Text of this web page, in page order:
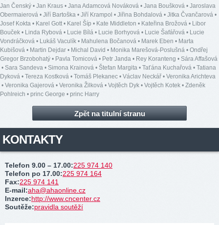
Jan Čenský • Jan Kraus • Jana Adamcová Nováková • Jana Boušková • Jaroslava
Obermaierová • Jiří Bartoška • Jiří Krampol • Jiřina Bohdalová • Jitka Čvančarová •
Josef Kokta • Karel Gott• Karel Šíp • Kate Middleton • Kateřina Brožová • Libor
Bouček • Linda Rybová • Lucie Bílá • Lucie Borhyová • Lucie Šafářová • Lucie
Vondráčková • Lukáš Vaculík • Mahulena Bočanová • Marek Eben • Marta
Kubišová • Martin Dejdar • Michal David • Monika Marešová-Poslušná • Ondřej
Gregor Brzobohatý • Pavla Tomicová • Petr Janda • Rey Koranteng • Sára Affašová
• Sara Sandeva • Simona Krainová • Štefan Margita • Taťána Kuchařová • Tatiana
Dyková • Tereza Kostková • Tomáš Plekanec • Václav Neckář • Veronika Arichteva
• Veronika Gajerová • Veronika Žilková • Vojtěch Dyk • Vojtěch Kotek • Zdeněk
Pohlreich • princ George • princ Harry
Zpět na titulní stranu
KONTAKTY
Telefon 9.00 – 17.00:225 974 140
Telefon po 17.00:225 974 164
Fax:225 974 141
E-mail:aha@ahaonline.cz
Inzerce:http://www.cncenter.cz
Soutěže:pravidla soutěží